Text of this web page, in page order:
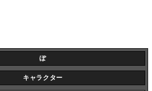
ぽ
キャラクター